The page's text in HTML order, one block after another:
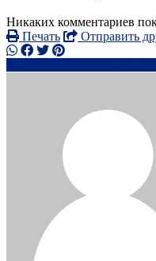
Никаких комментариев
Печать
Отправить